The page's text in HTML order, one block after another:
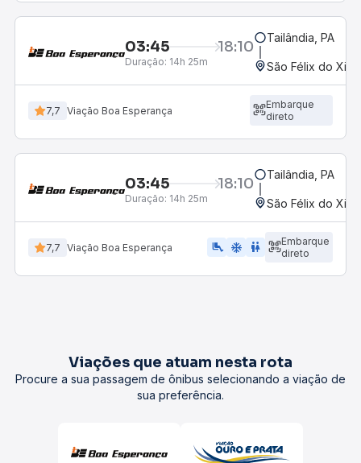
03:45 18:10
Duração: 14h 25m
Tailândia, PA
São Félix do
7,7 Viação Boa Esperança
Embarque
direto
03:45 18:10
Duração: 14h 25m
Tailândia, PA
São Félix do
7,7 Viação Boa Esperança airline_seat_legroom_extra ac_unit wc
Embarque
direto
Viações que atuam nesta rota
Procure a sua passagem de ônibus selecionando a viação de
sua preferência.